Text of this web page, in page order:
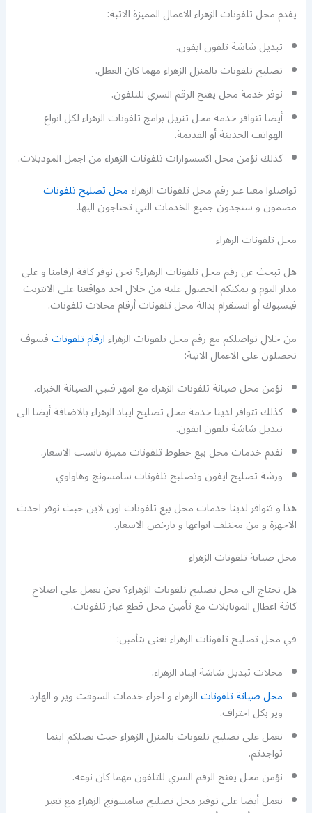
يقدم محل تلفونات الزهراء الاعمال المميزة الاتية:
تبديل شاشة تلفون ايفون.
تصليح تلفونات بالمنزل الزهراء مهما كان العطل.
نوفر خدمة محل يفتح الرقم السري للتلفون.
أيضا تتوافر خدمة محل تنزيل برامج تلفونات الزهراء لكل انواع
الهواتف الحديثة أو القديمة.
كذلك نؤمن محل اكسسوارات تلفونات الزهراء من اجمل الموديلات.
تواصلوا معنا عبر رقم محل تلفونات الزهراءمحل تصليح تلفونات
مضمون و ستجدون جميع الخدمات التي تحتاجون اليها.
محل تلفونات الزهراء
هل تبحث عن رقم محل تلفونات الزهراء؟ نحن نوفر كافة ارقامنا و على
مدار اليوم و يمكنكم الحصول عليه من خلال احد مواقعنا على الانترنت
فيسبوك أو انستقرام بدالة محل تلفونات أرقام محلات تلفونات.
من خلال تواصلكم مع رقم محل تلفونات الزهراءارقام تلفوناتفسوف
تحصلون على الاعمال الاتية:
نؤمن محل صيانة تلفونات الزهراء مع امهر فنيي الصيانة الخبراء.
كذلك تتوافر لدينا خدمة محل تصليح ايباد الزهراء بالاضافة أيضا الى
تبديل شاشة تلفون ايفون.
نقدم خدمات محل بيع خطوط تلفونات مميزة بانسب الاسعار.
ورشة تصليح ايفون وتصليح تلفونات سامسونج وهاواوي
هذا و تتوافر لدينا خدمات محل بيع تلفونات اون لاين حيث نوفر احدث
الاجهزة و من مختلف انواعها و بارخص الاسعار.
محل صيانة تلفونات الزهراء
هل تحتاج الى محل تصليح تلفونات الزهراء؟ نحن نعمل على اصلاح
كافة اعطال الموبايلات مع تأمين محل قطع غيار تلفونات.
في محل تصليح تلفونات الزهراء نعنى بتأمين:
محلات تبديل شاشة ايباد الزهراء.
محل صيانة تلفوناتالزهراء و اجراء خدمات السوفت وير و الهارد
وير بكل احتراف.
نعمل على تصليح تلفونات بالمنزل الزهراء حيث نصلكم اينما
تواجدتم.
نؤمن محل يفتح الرقم السري للتلفون مهما كان نوعه.
نعمل أيضا على توفير محل تصليح سامسونج الزهراء مع تغير